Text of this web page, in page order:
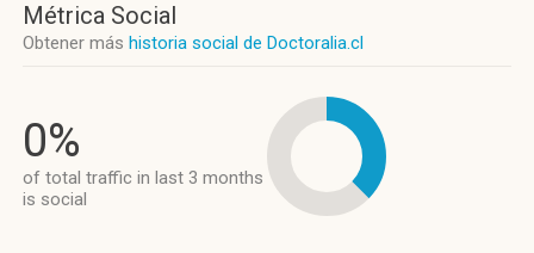
Métrica Social
Obtener más historia social de Doctoralia.cl
0%
of total traffic in last 3 months
is social